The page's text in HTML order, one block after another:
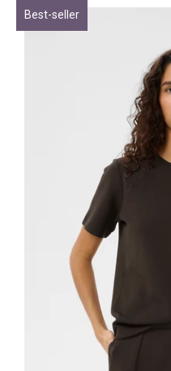
Best-seller